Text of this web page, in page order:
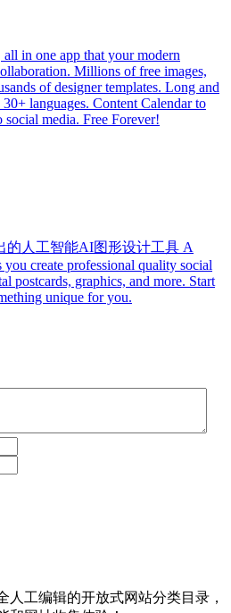
in one app that your modern
Millions of free images,
of designer templates. Long and
languages. Content Calendar to
social media. Free Forever!
的人工智能AI图形设计工具 A
you create professional quality social
postcards, graphics, and more. Start
unique for you.
人工编辑的开放式网站分类目录，